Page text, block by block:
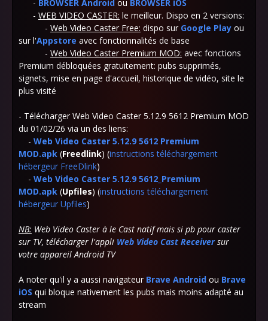
- BROWSER Android ou BROWSER iOS
- WEB VIDEO CASTER: le meilleur. Dispo en 2 versions:
- Web Video Caster Free: dispo sur Google Play ou
sur l'Appstore avec fonctionnalités de base
- Web Video Caster Premium MOD: avec fonctions
Premium débloquées gratuitement: pubs supprimés,
signets, mise en page d'accueil, historique de vidéo, site le
plus visité
- Télécharger Web Video Caster 5.12.9 5612 Premium MOD
du 01/02/26 via un des liens:
- Web Video Caster 5.12.9 5612 Premium
MOD.apk (Freedlink) (instructions téléchargement
hébergeur FreeDlink)
- Web Video Caster 5.12.9 5612_Premium
MOD.apk (Upfiles) (instructions téléchargement
hébergeur Upfiles)
NB: Web Video Caster à le Cast natif mais si pb pour caster
sur TV, télécharger l'appli Web Video Cast Receiversur
votre appareil Android TV
A noter qu'il y a aussi navigateur Brave Android ou Brave
iOS qui bloque nativement les pubs mais moins adapté au
stream